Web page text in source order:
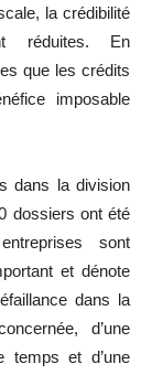
la crédibilité
réduites. En
que les crédits
imposable
dans la division
dossiers ont été
sont
et dénote
dans la
d’une
temps et d’une